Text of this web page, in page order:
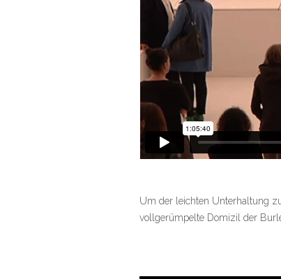
Um der leichten Unterhaltung
vollgerümpelte Domizil der